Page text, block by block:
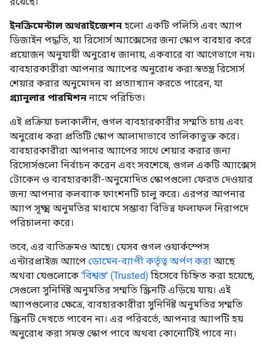
ইনক্রিমেন্টাল অথরাইজেশন হলো একটি পলিসি এবং অ্যাপ
ডিজাইন পদ্ধতি, যা রিসোর্স অ্যাক্সেসের জন্য স্কোপ ব্যবহার করে
প্রয়োজন অনুযায়ী অনুরোধ জানায়, একবারে বা আগেভাগে নয়।
ব্যবহারকারীরা আপনার অ্যাপের অনুরোধ করা স্বতন্ত্র রিসোর্স
শেয়ার করার অনুমোদন বা প্রত্যাখ্যান করতে পারেন, যা
গ্র্যানুলার পারমিশন নামে পরিচিত।
এই প্রক্রিয়া চলাকালীন, গুগল ব্যবহারকারীর সম্মতি চায় এবং
অনুরোধ করা প্রতিটি স্কোপ আলাদাভাবে তালিকাভুক্ত করে।
ব্যবহারকারীরা আপনার অ্যাপের সাথে শেয়ার করার জন্য
রিসোর্সগুলো নির্বাচন করেন এবং সবশেষে, গুগল একটি অ্যাক্সেস
টোকেন ও ব্যবহারকারী-অনুমোদিত স্কোপগুলো ফেরত দেওয়ার
জন্য আপনার কলব্যাক ফাংশনটি চালু করে। এরপর আপনার
অ্যাপ সূক্ষ্ম অনুমতির মাধ্যমে সম্ভাব্য বিভিন্ন ফলাফল নিরাপদে
পরিচালনা করে।
তবে, এর ব্যতিক্রমও আছে। যেসব গুগল ওয়ার্কস্পেস
এন্টারপ্রাইজ অ্যাপে ডোমেন-ব্যাপী কর্তৃত্ব অর্পণ করা আছে
অথবা যেগুলোকে 'বিশ্বস্ত' (Trusted) হিসেবে চিহ্নিত করা হয়েছে,
সেগুলো সুনির্দিষ্ট অনুমতির সম্মতি স্ক্রিনটি এড়িয়ে যায়। এই
অ্যাপগুলোর ক্ষেত্রে, ব্যবহারকারীরা সুনির্দিষ্ট অনুমতির সম্মতি
স্ক্রিনটি দেখতে পাবেন না। এর পরিবর্তে, আপনার অ্যাপটি হয়
অনুরোধ করা সমস্ত স্কোপ পাবে অথবা কোনোটিই পাবে না।